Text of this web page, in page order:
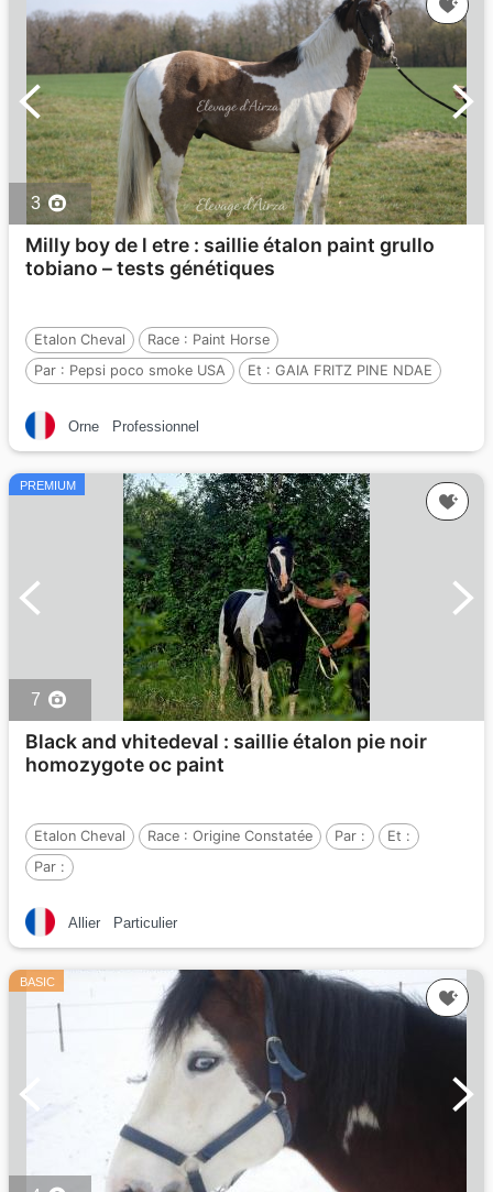
3
Milly boy de l etre : saillie étalon paint grullo
tobiano – tests génétiques
Etalon Cheval Race : Paint Horse
Par : Pepsi poco smoke USA Et : GAIA FRITZ PINE NDAE
Orne
Professionnel
PREMIUM
7
Black and vhitedeval : saillie étalon pie noir
homozygote oc paint
Etalon Cheval Race : Origine Constatée Par :
Et :
Par :
Allier Particulier
BASIC